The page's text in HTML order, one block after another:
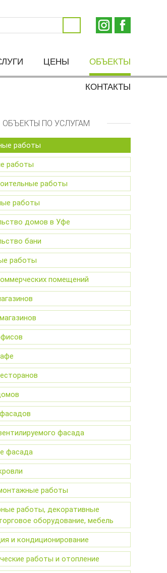
ЦЕНЫ ОБЪЕКТЫ
КОНТАКТЫ
ОБЪЕКТЫ ПО УСЛУГАМ
работы
работы
работы
работы
домов в Уфе
бани
работы
помещений
фасада
фасада
работы
работы, декоративные
оборудование, мебель
и кондиционирование
работы и отопление